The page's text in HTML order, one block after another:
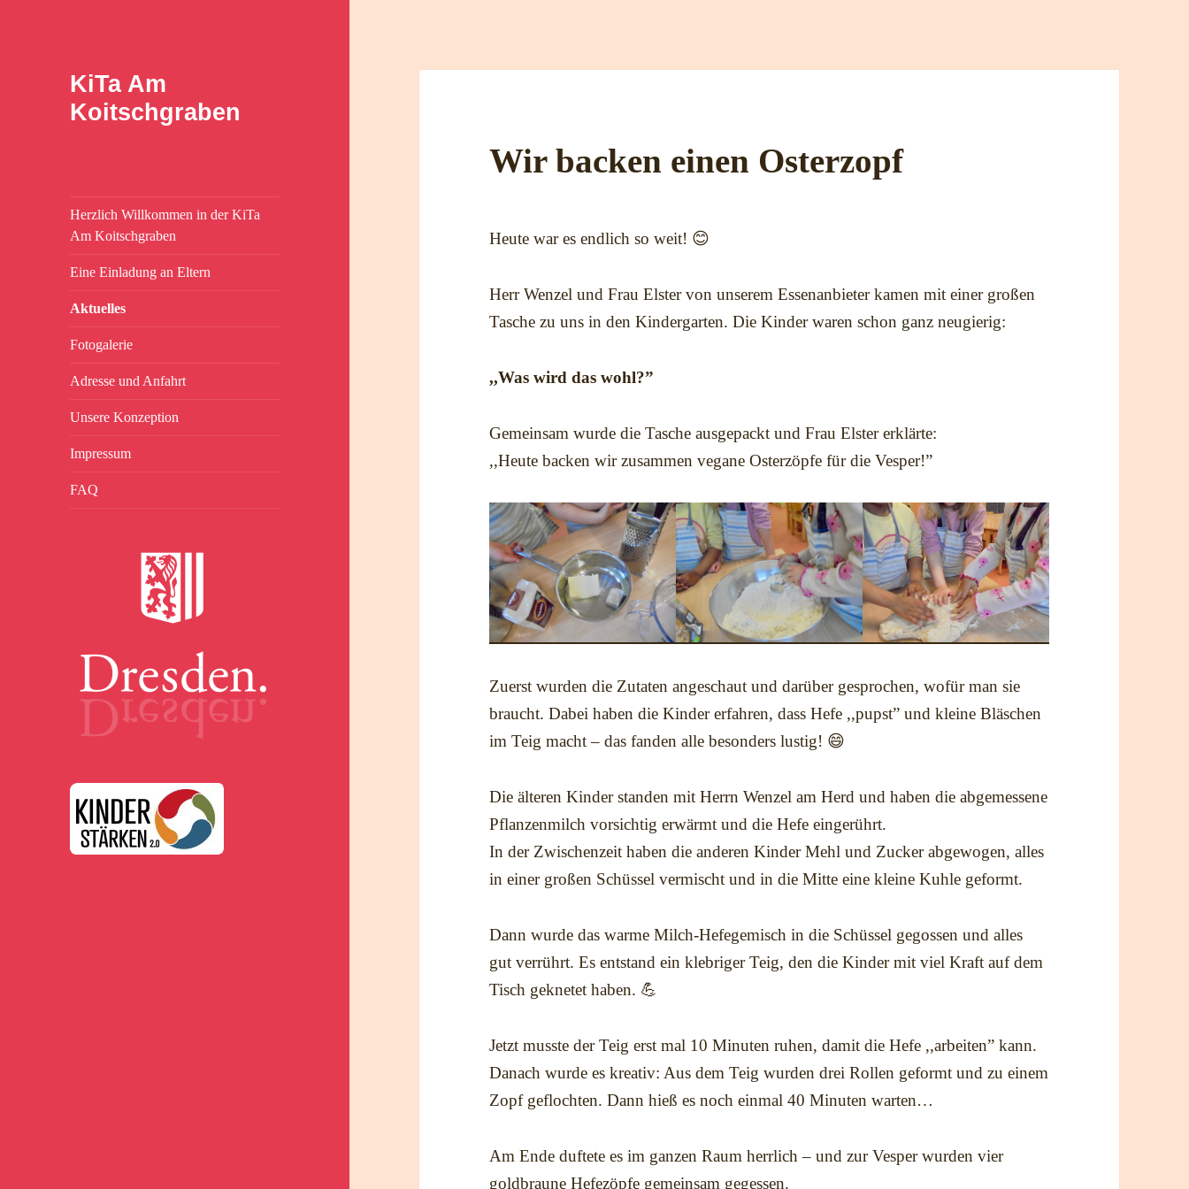
KiTa Am
Koitschgraben
Herzlich Willkommen in der KiTa
Am Koitschgraben
Eine Einladung an Eltern
Aktuelles
Fotogalerie
Adresse und Anfahrt
Unsere Konzeption
Impressum
FAQ
Wir backen einen Osterzopf
Heute war es endlich so weit! 😊
Herr Wenzel und Frau Elster von unserem Essenanbieter kamen mit einer großen
Tasche zu uns in den Kindergarten. Die Kinder waren schon ganz neugierig:
,,Was wird das wohl?”
Gemeinsam wurde die Tasche ausgepackt und Frau Elster erklärte:
,,Heute backen wir zusammen vegane Osterzöpfe für die Vesper!”
Zuerst wurden die Zutaten angeschaut und darüber gesprochen, wofür man sie
braucht. Dabei haben die Kinder erfahren, dass Hefe ,,pupst” und kleine Bläschen
im Teig macht – das fanden alle besonders lustig! 😄
Die älteren Kinder standen mit Herrn Wenzel am Herd und haben die abgemessene
Pflanzenmilch vorsichtig erwärmt und die Hefe eingerührt.
In der Zwischenzeit haben die anderen Kinder Mehl und Zucker abgewogen, alles
in einer großen Schüssel vermischt und in die Mitte eine kleine Kuhle geformt.
Dann wurde das warme Milch-Hefegemisch in die Schüssel gegossen und alles
gut verrührt. Es entstand ein klebriger Teig, den die Kinder mit viel Kraft auf dem
Tisch geknetet haben. 💪
Jetzt musste der Teig erst mal 10 Minuten ruhen, damit die Hefe ,,arbeiten” kann.
Danach wurde es kreativ: Aus dem Teig wurden drei Rollen geformt und zu einem
Zopf geflochten. Dann hieß es noch einmal 40 Minuten warten…
Am Ende duftete es im ganzen Raum herrlich – und zur Vesper wurden vier
goldbraune Hefezöpfe gemeinsam gegessen.